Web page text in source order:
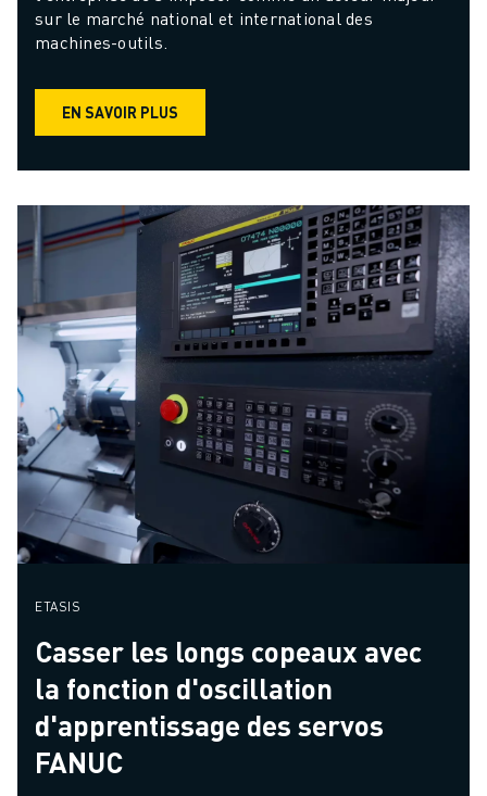
sur le marché national et international des
machines-outils.
EN SAVOIR PLUS
ETASIS
Casser les longs copeaux avec
la fonction d'oscillation
d'apprentissage des servos
FANUC